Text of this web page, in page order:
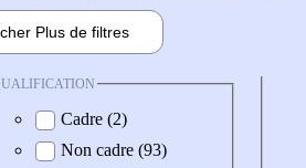
Plus de filtres
Cadre (2)
Non cadre (93)